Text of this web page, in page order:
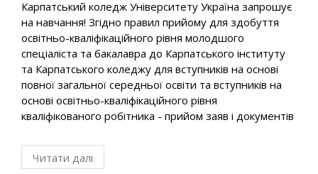
Карпатський коледж Університету Україна запрошує
на навчання! Згідно правил прийому для здобуття
освітньо-кваліфікаційного рівня молодшого
спеціаліста та бакалавра до Карпатського інституту
та Карпатського коледжу для вступників на основі
повної загальної середньої освіти та вступників на
основі освітньо-кваліфікаційного рівня
кваліфікованого робітника - прийом заяв і документів
Читати далі